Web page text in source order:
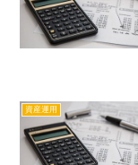
資産運用